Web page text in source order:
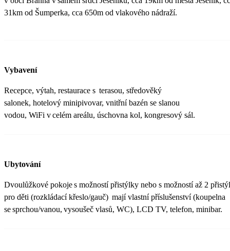
31km od Šumperka, cca 650m od vlakového nádraží.
Vybavení
Recepce, výtah, restaurace s terasou, středověký
salonek, hotelový minipivovar, vnitřní bazén se slanou
vodou, WiFi v celém areálu, úschovna kol, kongresový sál.
Ubytování
Dvoulůžkové pokoje s možností přistýlky nebo s možností až 2
pro děti (rozkládací křeslo/gauč) mají vlastní příslušenství (koupelna
se sprchou/vanou, vysoušeč vlasů, WC), LCD TV, telefon, minibar.